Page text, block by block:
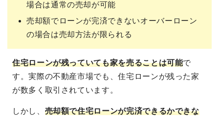
場合は通常の売却が可能
売却額でローンが完済できないオーバーローン
の場合は売却方法が限られる
住宅ローンが残っていても家を売ることは可能で
す。実際の不動産市場でも、住宅ローンが残った家
が数多く取引されています。
しかし、 売却額で住宅ローンが完済できるかできな